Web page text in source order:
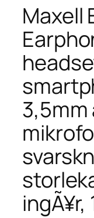
Maxell
ingÃ¥r,